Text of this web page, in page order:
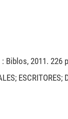
Biblos, 2011. 226